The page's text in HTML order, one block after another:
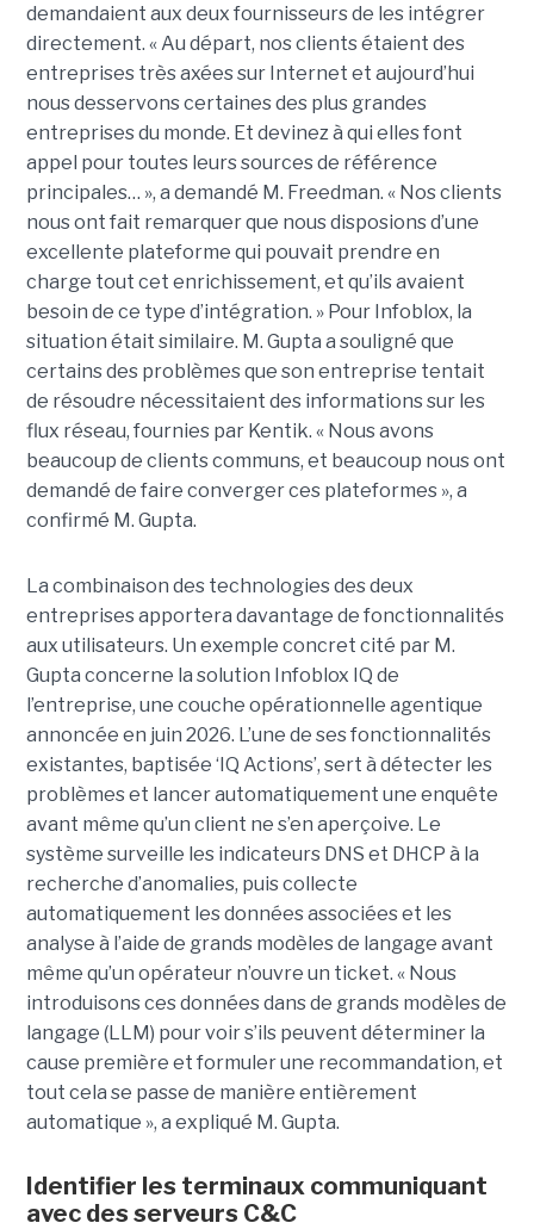
demandaient aux deux fournisseurs de les intégrer
directement. « Au départ, nos clients étaient des
entreprises très axées sur Internet et aujourd’hui
nous desservons certaines des plus grandes
entreprises du monde. Et devinez à qui elles font
appel pour toutes leurs sources de référence
principales… », a demandé M. Freedman. « Nos clients
nous ont fait remarquer que nous disposions d’une
excellente plateforme qui pouvait prendre en
charge tout cet enrichissement, et qu’ils avaient
besoin de ce type d’intégration. » Pour Infoblox, la
situation était similaire. M. Gupta a souligné que
certains des problèmes que son entreprise tentait
de résoudre nécessitaient des informations sur les
flux réseau, fournies par Kentik. « Nous avons
beaucoup de clients communs, et beaucoup nous ont
demandé de faire converger ces plateformes », a
confirmé M. Gupta.
La combinaison des technologies des deux
entreprises apportera davantage de fonctionnalités
aux utilisateurs. Un exemple concret cité par M.
Gupta concerne la solution Infoblox IQ de
l’entreprise, une couche opérationnelle agentique
annoncée en juin 2026. L’une de ses fonctionnalités
existantes, baptisée ‘IQ Actions’, sert à détecter les
problèmes et lancer automatiquement une enquête
avant même qu’un client ne s’en aperçoive. Le
système surveille les indicateurs DNS et DHCP à la
recherche d’anomalies, puis collecte
automatiquement les données associées et les
analyse à l’aide de grands modèles de langage avant
même qu’un opérateur n’ouvre un ticket. « Nous
introduisons ces données dans de grands modèles de
langage (LLM) pour voir s’ils peuvent déterminer la
cause première et formuler une recommandation, et
tout cela se passe de manière entièrement
automatique », a expliqué M. Gupta.
Identifier les terminaux communiquant
avec des serveurs C&C